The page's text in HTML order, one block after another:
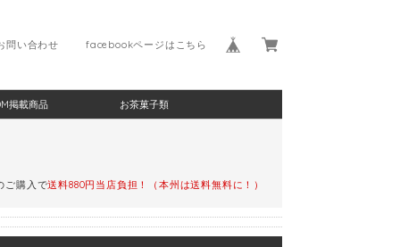
facebookページはこちら
問い合わせ
掲載商品 お茶菓子類
ご購入で送料880円当店負担！（本州は送料無料に！）